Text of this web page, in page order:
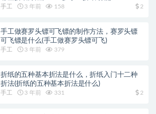
手工 3 年前 158 2
手工做赛罗头镖可飞镖的制作方法，赛罗头镖
可飞镖是什么(手工做赛罗头镖可飞)
手工 3 年前 379
折纸的五种基本折法是什么，折纸入门十二种
折法(折纸的五种基本折法是什么)
手工 3 年前 331 2